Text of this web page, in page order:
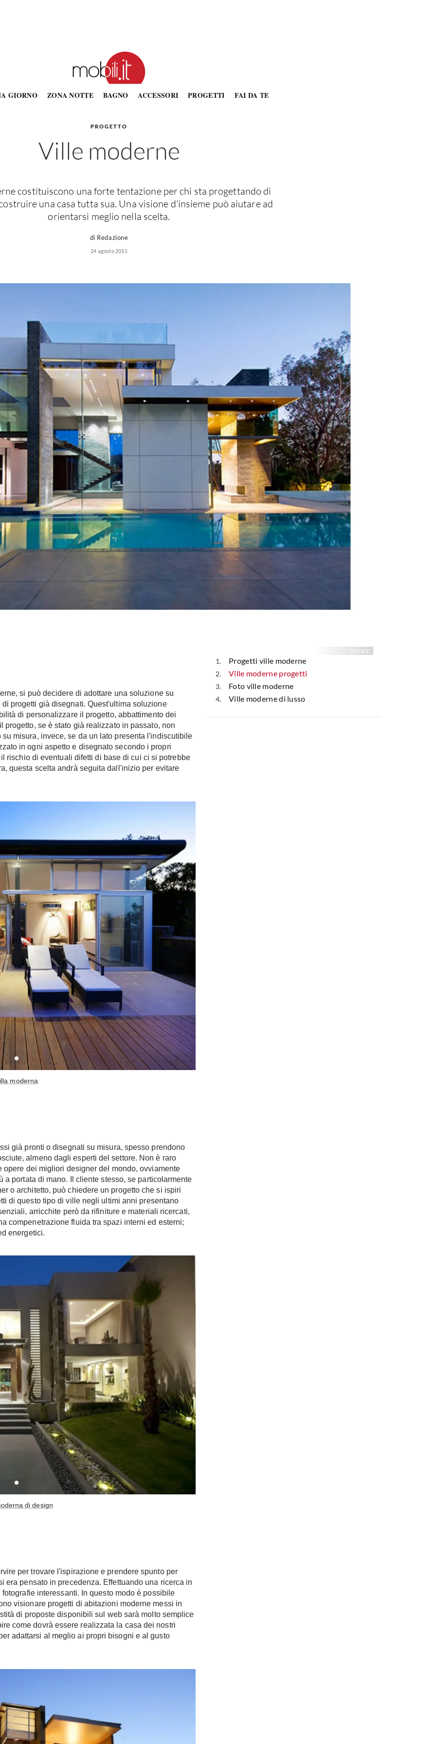
GIORNO ZONA NOTTE BAGNO ACCESSORI PROGETTI FAI DA TE
PROGETTO
Ville moderne
costituiscono una forte tentazione per chi sta progettando di
una casa tutta sua. Una visione d'insieme può aiutare ad
orientarsi meglio nella scelta.
di Redazione
24 agosto 2015
si può decidere di adottare una soluzione su
progetti già disegnati. Quest'ultima soluzione
di personalizzare il progetto, abbattimento dei
se è stato già realizzato in passato, non
misura, invece, se da un lato presenta l'indiscutibile
in ogni aspetto e disegnato secondo i propri
rischio di eventuali difetti di base di cui ci si potrebbe
questa scelta andrà seguita dall'inizio per evitare
moderna
già pronti o disegnati su misura, spesso prendono
almeno dagli esperti del settore. Non è raro
dei migliori designer del mondo, ovviamente
portata di mano. Il cliente stesso, se particolarmente
o architetto, può chiedere un progetto che si ispiri
di questo tipo di ville negli ultimi anni presentano
arricchite però da rifiniture e materiali ricercati,
compenetrazione fluida tra spazi interni ed esterni;
energetici.
di design
per trovare l'ispirazione e prendere spunto per
pensato in precedenza. Effettuando una ricerca in
interessanti. In questo modo è possibile
visionare progetti di abitazioni moderne messi in
di proposte disponibili sul web sarà molto semplice
come dovrà essere realizzata la casa dei nostri
adattarsi al meglio ai propri bisogni e al gusto
INDICE:
Progetti ville moderne
Ville moderne progetti
Foto ville moderne
Ville moderne di lusso